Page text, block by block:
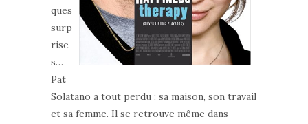
ques
surp
rise
s…
Pat
Solatano a tout perdu : sa maison, son travail
et sa femme. Il se retrouve même dans